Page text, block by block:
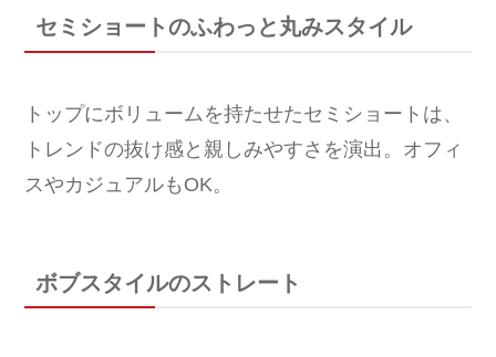
セミショートのふわっと丸みスタイル
トップにボリュームを持たせたセミショートは、
トレンドの抜け感と親しみやすさを演出。オフィ
スやカジュアルもOK。
ボブスタイルのストレート